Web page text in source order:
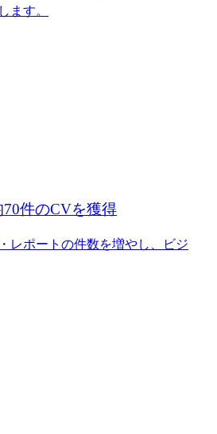
ます。
件のCVを獲得
レポートの件数を増やし、ビジ